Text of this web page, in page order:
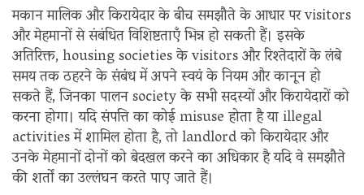
मकान मालिक और किरायेदार के बीच समझौते के आधार पर visitors
और मेहमानों से संबंधित विशिष्टताएँ भिन्न हो सकती हैं। इसके
अतिरिक्त, housing societies के visitors और रिश्तेदारों के लंबे
समय तक ठहरने के संबंध में अपने स्वयं के नियम और कानून हो
सकते हैं, जिनका पालन society के सभी सदस्यों और किरायेदारों को
करना होगा। यदि संपत्ति का कोई misuse होता है या illegal
activities में शामिल होता है, तो landlord को किरायेदार और
उनके मेहमानों दोनों को बेदखल करने का अधिकार है यदि वे समझौते
की शर्तों का उल्लंघन करते पाए जाते हैं।